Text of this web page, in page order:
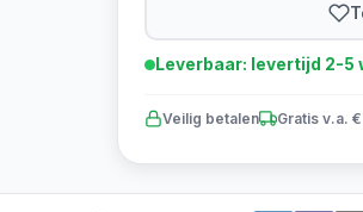
Leverbaar: levertijd 2-5
Veilig betalen Gratis v.a.